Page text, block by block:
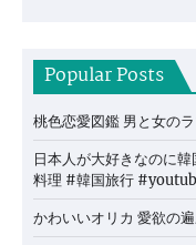
Popular Posts
桃色恋愛図鑑 男と女の
日本人が大好きなのに
料理 #韓国旅行
かわいいオリカ 愛欲の